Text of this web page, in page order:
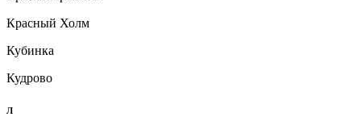
Красный Холм
Кубинка
Кудрово
Л